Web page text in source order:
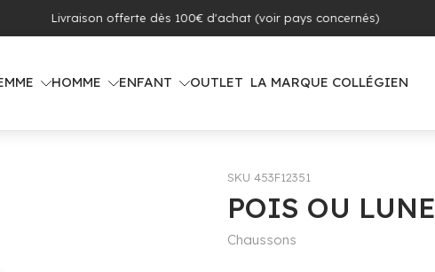
offerte dès 100€ d'achat (voir pays concernés)
HOMME ENFANT OUTLET LA MARQUE COLLÉGIEN
SKU 453F12351
POIS OU LUNE
Chaussons